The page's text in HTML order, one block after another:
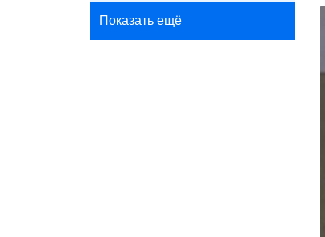
Показать ещё